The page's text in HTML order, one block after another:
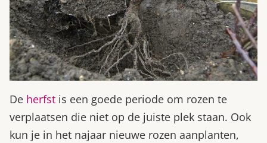
De herfst is een goede periode om rozen te
verplaatsen die niet op de juiste plek staan. Ook
kun je in het najaar nieuwe rozen aanplanten,